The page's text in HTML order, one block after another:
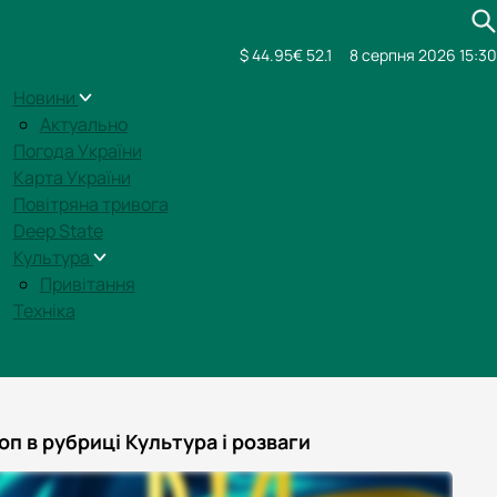
Новини
Актуально
Погода України
Карта України
Повітряна тривога
Deep State
Культура
Привітання
Техніка
$ 44.95€ 52.1 8 серпня 2026 15:30
в рубриці Культура і розваги